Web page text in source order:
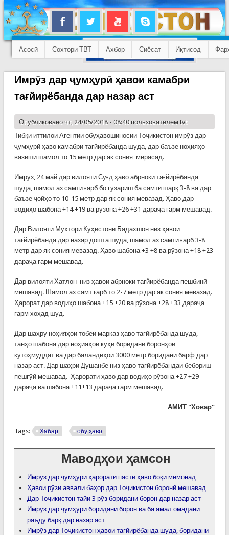
Асосӣ Сохтори ТВТ Ахбор Сиёсат Иқтисод
Имрӯз дар ҷумҳурӣ ҳавои камабри
тағйирёбанда дар назар аст
Опубликовано чт, 24/05/2018 - 08:40 пользователем tvt
Тибқи иттилои Агентии обуҳавошиносии Тоҷикистон имрӯз дар
ҷумҳурӣ ҳаво камабри тағйирёбанда шуда, дар баъзе ноҳияҳо
вазиши шамол то 15 метр дар як сония мерасад.
Имрӯз, 24 май дар вилояти Суғд ҳаво абрноки тағйирёбанда
шуда, шамол аз самти ғарб бо гузариш ба самти шарқ 3-8 ва дар
баъзе ҷойҳо то 10-15 метр дар як сония мевазад. Ҳаво дар
водиҳо шабона +14 +19 ва рӯзона +26 +31 дараҷа гарм мешавад.
Дар Вилояти Мухтори Кӯҳистони Бадахшон низ ҳавои
тағйирёбанда дар назар дошта шуда, шамол аз самти ғарб 3-8
метр дар як сония мевазад. Ҳаво шабона +3 +8 ва рӯзона +18 +23
дараҷа гарм мешавад.
Дар вилояти Хатлон низ ҳавои абрноки тағйирёбанда пешбинӣ
мешавад. Шамол аз самт ғарб то 2-7 метр дар як сония мевазад.
Ҳарорат дар водиҳо шабона +15 +20 ва рӯзона +28 +33 дараҷа
гарм хоҳад шуд.
Дар шаҳру ноҳияҳои тобеи марказ ҳаво тағйирёбанда шуда,
танҳо шабона дар ноҳияҳои кӯҳӣ боридани боронҳои
кӯтоҳмуддат ва дар баландиҳои 3000 метр боридани барф дар
назар аст. Дар шаҳри Душанбе низ ҳаво тағйирёбандаи бебориш
пешгӯӣ мешавад. Ҳарорати ҳаво дар водиҳо рӯзона +27 +29
дараҷа ва шабона +11+13 дараҷа гарм мешавад.
АМИТ "Ховар"
Tags: Хабар обу ҳаво
Маводҳои ҳамсон
Имрӯз дар ҷумҳурӣ ҳарорати пасти ҳаво боқӣ мемонад
Ҳавои рӯзи аввали баҳор дар Тоҷикистон боронӣ мешавад
Дар Тоҷикистон тайи 3 рӯз боридани борон дар назар аст
Имрӯз дар ҷумҳурӣ боридани борон ва ба амал омадани
раъду барқ дар назар аст
Имрӯз дар Тоҷикистон ҳавои тағйирёбанда шуда, боридани